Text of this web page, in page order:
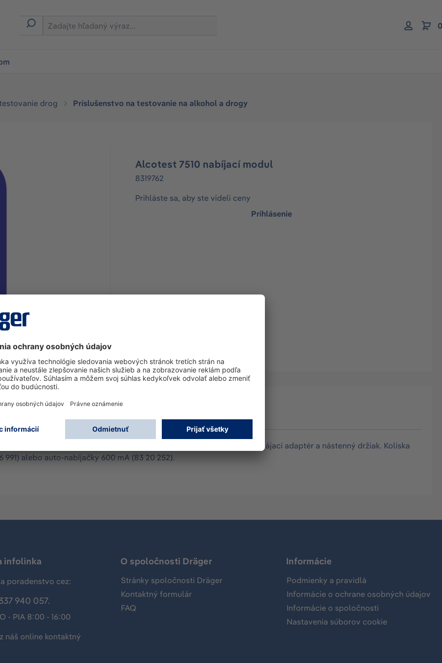
drog Príslušenstvo na testovanie na alkohol a drogy
Alcotest 7510 nabíjací modul
8319762
Prihláste sa, aby ste videli ceny
Prihlásenie
Alcotest 7510. Súčasťou balenia je základňa nabíjacej kolísky, napájací adaptér a nástenný držiak. Kolíska
alebo auto-nabíjačky 600 mA (83 20 252).
infolinka
poradenstvo cez:
940 057.
- PIA 8:00 - 16:00
náš online kontaktný
O spoločnosti Dräger
Stránky spoločnosti Dräger
Kontaktný formulár
FAQ
Informácie
Podmienky a pravidlá
Informácie o ochrane osobných údajov
Informácie o spoločnosti
Nastavenia súborov cookie